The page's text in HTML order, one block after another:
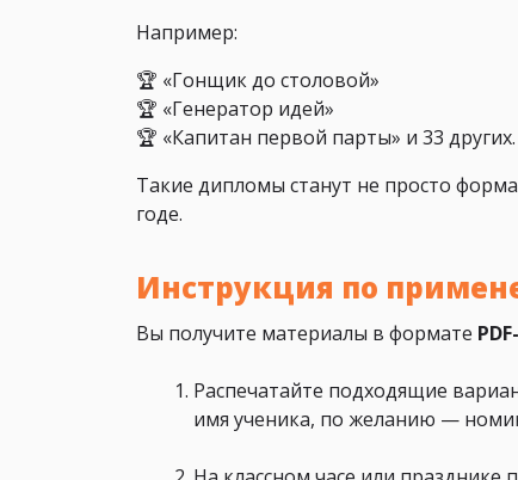
Например:
🏆 «Гонщик до столовой»
🏆 «Генератор идей»
🏆 «Капитан первой парты» и 33 других.
Такие дипломы станут не просто
годе.
Инструкция по
Вы получите материалы в формате
Распечатайте подходящие
имя ученика, по желанию —